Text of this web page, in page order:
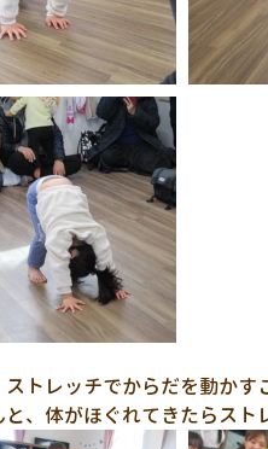
ストレッチでからだを動かす
、体がほぐれてきたらスト